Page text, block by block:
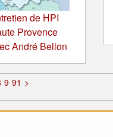
de HPI
Provence
André Bellon
9 91 >